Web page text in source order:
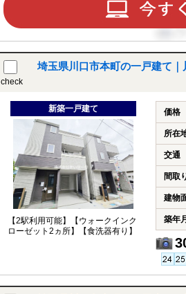
check
埼玉県川口市本町の一戸建て
新築一戸建て
【2駅利用可能】【ウォークインク
ローゼット2ヵ所】【食洗器有り】
価格
所在
交通
間取
建物
築年